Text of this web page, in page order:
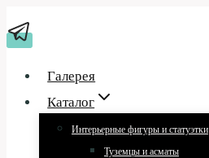
к
Галерея
Каталог
Интерьерные фигуры и статуэтки
Туземцы и асматы